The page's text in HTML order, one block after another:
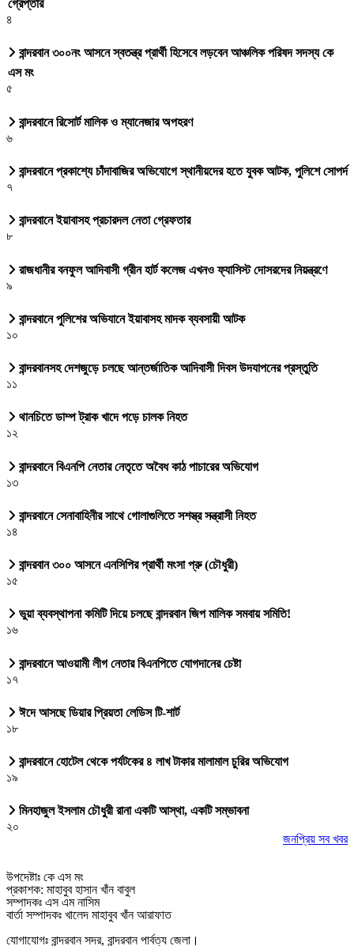
গ্রেপ্তার
৪
বান্দরবান ৩০০নং আসনে স্বতন্ত্র প্রার্থী হিসেবে লড়বেন আঞ্চলিক পরিষদ সদস্য কে
এস মং
৫
বান্দরবানে রিসোর্ট মালিক ও ম্যানেজার অপহরণ
৬
বান্দরবানে প্রকাশ্যে চাঁদাবাজির অভিযোগে স্থানীয়দের হতে যুবক আটক, পুলিশে সোপর্দ
৭
বান্দরবানে ইয়াবাসহ প্রচারদল নেতা গ্রেফতার
৮
রাজধানীর বনফুল আদিবাসী গ্রীন হার্ট কলেজ এখনও ফ্যাসিস্ট দোসরদের নিয়ন্ত্রণে
৯
বান্দরবানে পুলিশের অভিযানে ইয়াবাসহ মাদক ব্যবসায়ী আটক
১০
বান্দরবানসহ দেশজুড়ে চলছে আন্তর্জাতিক আদিবাসী দিবস উদযাপনের প্রস্তুতি
১১
থানচিতে ডাম্প ট্রাক খাদে পড়ে চালক নিহত
১২
বান্দরবানে বিএনপি নেতার নেতৃতে অবৈধ কাঠ পাচারের অভিযোগ
১৩
বান্দরবানে সেনাবাহিনীর সাথে গোলাগুলিতে সশস্ত্র সন্ত্রাসী নিহত
১৪
বান্দরবান ৩০০ আসনে এনসিপির প্রার্থী মংসা প্রু (চৌধুরী)
১৫
ভুয়া ব্যবস্থাপনা কমিটি দিয়ে চলছে বান্দরবান জিপ মালিক সমবায় সমিতি!
১৬
বান্দরবানে আওয়ামী লীগ নেতার বিএনপিতে যোগদানের চেষ্টা
১৭
ঈদে আসছে ডিয়ার প্রিয়তা লেডিস টি-শার্ট
১৮
বান্দরবানে হোটেল থেকে পর্যটকের ৪ লাখ টাকার মালামাল চুরির অভিযোগ
১৯
মিনহাজুল ইসলাম চৌধুরী রানা একটি আস্থা, একটি সম্ভাবনা
২০
জনপ্রিয় সব খবর
উপদেষ্টাঃ কে এস মং
প্রকাশক: মাহাবুব হাসান খাঁন বাবুল
সম্পাদকঃ এস এম নাসিম
বার্তা সম্পাদকঃ খালেদ মাহাবুব খাঁন আরাফাত
যোগাযোগঃ বান্দরবান সদর, বান্দরবান পার্বত্য জেলা।